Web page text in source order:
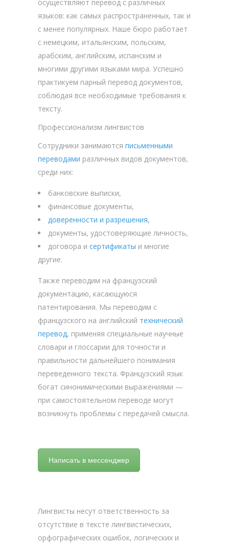
осуществляют перевод с различных
языков: как самых распространенных, так и
с менее популярных. Наше бюро работает
с немецким, итальянским, польским,
арабским, английским, испанским и
многими другими языками мира. Успешно
практикуем парный перевод документов,
соблюдая все необходимые требования к
тексту.
Профессионализм лингвистов
Сотрудники занимаются письменными
переводами различных видов документов,
среди них:
банковские выписки,
финансовые документы,
доверенности и разрешения,
документы, удостоверяющие личность,
договора и сертификаты и многие
другие.
Также переводим на французский
документацию, касающуюся
патентирования. Мы переводим с
французского на английский технический
перевод, применяя специальные научные
словари и глоссарии для точности и
правильности дальнейшего понимания
переведенного текста. Французский язык
богат синонимическими выражениями —
при самостоятельном переводе могут
возникнуть проблемы с передачей смысла.
Написать в мессенджер
Лингвисты несут ответственность за
отсутствие в тексте лингвистических,
орфографических ошибок, логических и